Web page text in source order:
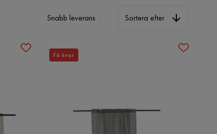
Snabb leverans Sortera efter
Få kvar